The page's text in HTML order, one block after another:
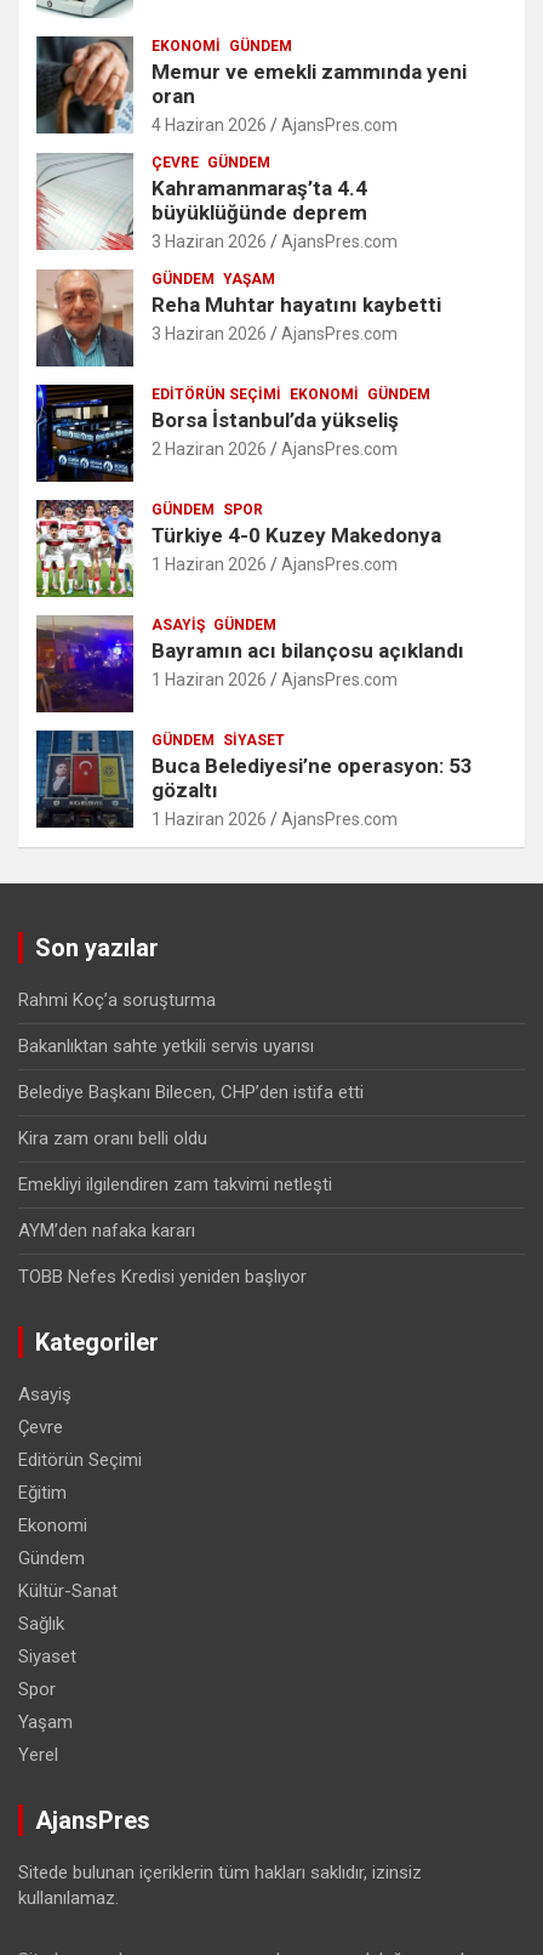
EKONOMI GÜNDEM
Memur ve emekli zammında yeni
oran
4 Haziran 2026 AjansPres.com
ÇEVRE GÜNDEM
Kahramanmaraş’ta 4.4
büyüklüğünde deprem
3 Haziran 2026 AjansPres.com
GÜNDEM YAŞAM
Reha Muhtar hayatını kaybetti
3 Haziran 2026 AjansPres.com
EDITÖRÜN SEÇIMI EKONOMI GÜNDEM
Borsa İstanbul’da yükseliş
2 Haziran 2026 AjansPres.com
GÜNDEM SPOR
Türkiye 4-0 Kuzey Makedonya
1 Haziran 2026 AjansPres.com
ASAYIŞ GÜNDEM
Bayramın acı bilançosu açıklandı
1 Haziran 2026 AjansPres.com
GÜNDEM SIYASET
Buca Belediyesi’ne operasyon: 53
gözaltı
1 Haziran 2026 AjansPres.com
Son yazılar
Rahmi Koç’a soruşturma
Bakanlıktan sahte yetkili servis uyarısı
Belediye Başkanı Bilecen, CHP’den istifa etti
Kira zam oranı belli oldu
Emekliyi ilgilendiren zam takvimi netleşti
AYM’den nafaka kararı
TOBB Nefes Kredisi yeniden başlıyor
Kategoriler
Asayiş
Çevre
Editörün Seçimi
Eğitim
Ekonomi
Gündem
Kültür-Sanat
Sağlık
Siyaset
Spor
Yaşam
Yerel
AjansPres
Sitede bulunan içeriklerin tüm hakları saklıdır, izinsiz
kullanılamaz.